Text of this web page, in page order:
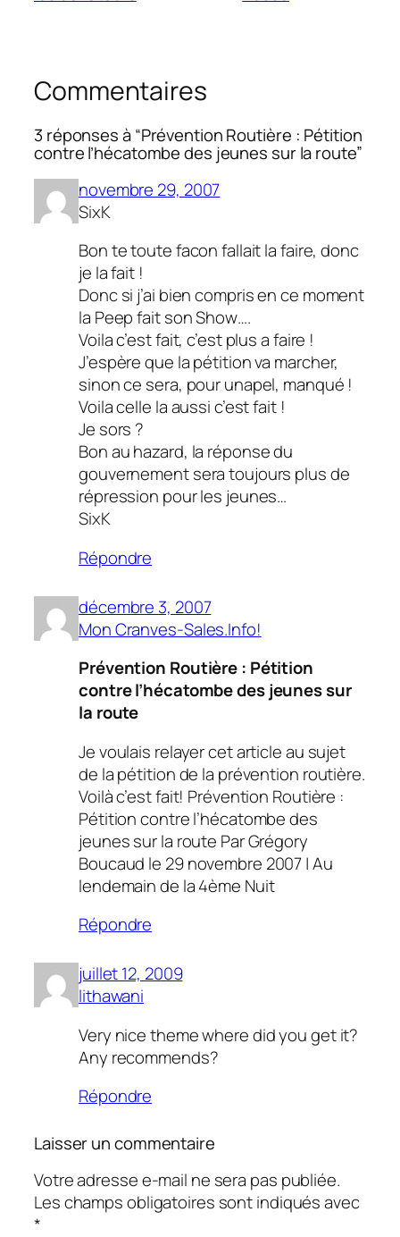
Commentaires
3 réponses à “Prévention Routière : Pétition
contre l’hécatombe des jeunes sur la route”
novembre 29, 2007
SixK
Bon te toute facon fallait la faire, donc
je la fait !
Donc si j’ai bien compris en ce moment
la Peep fait son Show….
Voila c’est fait, c’est plus a faire !
J’espère que la pétition va marcher,
sinon ce sera, pour unapel, manqué !
Voila celle la aussi c’est fait !
Je sors ?
Bon au hazard, la réponse du
gouvernement sera toujours plus de
répression pour les jeunes…
SixK
Répondre
décembre 3, 2007
Mon Cranves-Sales.Info!
Prévention Routière : Pétition
contre l’hécatombe des jeunes sur
la route
Je voulais relayer cet article au sujet
de la pétition de la prévention routière.
Voilà c’est fait! Prévention Routière :
Pétition contre l’hécatombe des
jeunes sur la route Par Grégory
Boucaud le 29 novembre 2007 | Au
lendemain de la 4ème Nuit
Répondre
juillet 12, 2009
lithawani
Very nice theme where did you get it?
Any recommends?
Répondre
Laisser un commentaire
Votre adresse e-mail ne sera pas publiée.
Les champs obligatoires sont indiqués avec
*